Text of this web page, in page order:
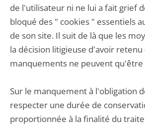
de l'utilisateur ni ne lui a fait grief
bloqué des " cookies " essentiels
de son site. Il suit de là que les
la décision litigieuse d'avoir retenu
manquements ne peuvent qu'être
Sur le manquement à l'obligation
respecter une durée de
proportionnée à la finalité du